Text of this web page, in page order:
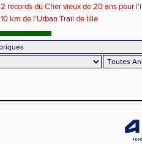
2 records du Cher vieux de 20 ans pour
Mélina Robert-Michon
10 km de l'Urban Trail de lille